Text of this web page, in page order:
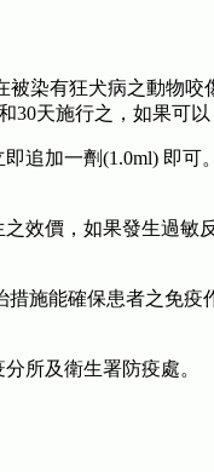
染有狂犬病之動物
天施行之，如果可以
追加一劑(1.0ml) 即可
效價，如果發生過敏
施能確保患者之免
所及衛生署防疫處。